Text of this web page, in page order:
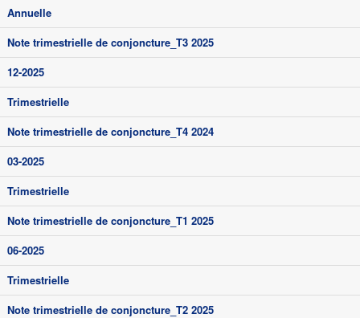
Annuelle
Note trimestrielle de conjoncture_T3 2025
12-2025
Trimestrielle
Note trimestrielle de conjoncture_T4 2024
03-2025
Trimestrielle
Note trimestrielle de conjoncture_T1 2025
06-2025
Trimestrielle
Note trimestrielle de conjoncture_T2 2025